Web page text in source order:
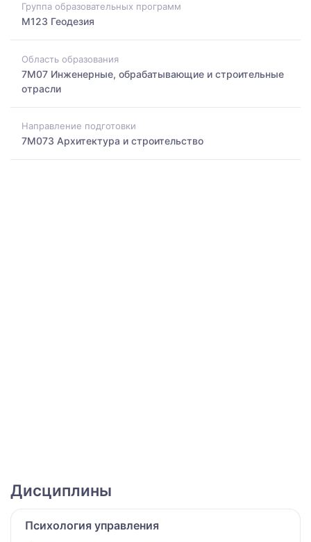
Группа образовательных программ
M123 Геодезия
Область образования
7M07 Инженерные, обрабатывающие и строительные
отрасли
Направление подготовки
7M073 Архитектура и строительство
Дисциплины
Психология управления